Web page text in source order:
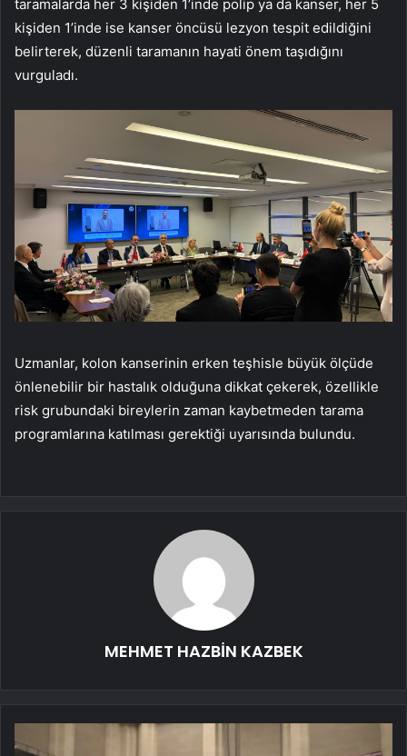
taramalarda her 3 kişiden 1’inde polip ya da kanser, her 5
kişiden 1’inde ise kanser öncüsü lezyon tespit edildiğini
belirterek, düzenli taramanın hayati önem taşıdığını
vurguladı.
Uzmanlar, kolon kanserinin erken teşhisle büyük ölçüde
önlenebilir bir hastalık olduğuna dikkat çekerek, özellikle
risk grubundaki bireylerin zaman kaybetmeden tarama
programlarına katılması gerektiği uyarısında bulundu.
MEHMET HAZBİN KAZBEK